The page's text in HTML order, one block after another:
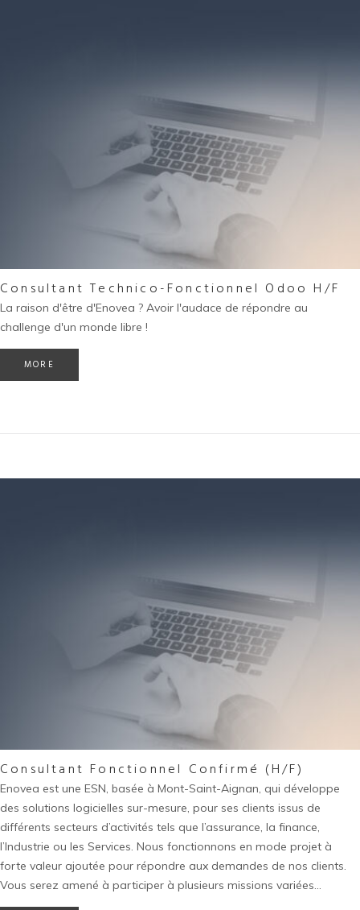
Consultant Technico-Fonctionnel Odoo H/F
La raison d'être d'Enovea ? Avoir l'audace de répondre au
challenge d'un monde libre !
MORE
Consultant Fonctionnel Confirmé (H/F)
Enovea est une ESN, basée à Mont-Saint-Aignan, qui développe
des solutions logicielles sur-mesure, pour ses clients issus de
différents secteurs d’activités tels que l’assurance, la finance,
l’Industrie ou les Services. Nous fonctionnons en mode projet à
forte valeur ajoutée pour répondre aux demandes de nos clients.
Vous serez amené à participer à plusieurs missions variées…